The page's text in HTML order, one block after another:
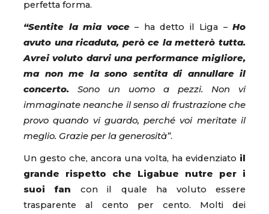
perfetta forma.
“Sentite la mia voce– ha detto il Liga – Ho
avuto una ricaduta, però ce la metterò tutta.
Avrei voluto darvi una performance migliore,
ma non me la sono sentita di annullare il
concerto. Sono un uomo a pezzi. Non vi
immaginate neanche il senso di frustrazione che
provo quando vi guardo, perché voi meritate il
meglio. Grazie per la generosità”.
Un gesto che, ancora una volta, ha evidenziato il
grande rispetto che Ligabue nutre per i
suoi fan con il quale ha voluto essere
trasparente al cento per cento. Molti dei